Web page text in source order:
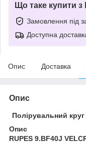
Що таке купити
Замовлення під
Доступна
Опис Доставка
Опис
Полірувальний круг
Опис
RUPES 9.BF40J